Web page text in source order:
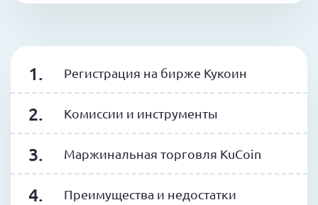
Регистрация на бирже Кукоин
Комиссии и инструменты
Маржинальная торговля KuCoin
Преимущества и недостатки